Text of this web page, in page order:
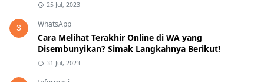
25 Jul, 2023
3 WhatsApp
Cara Melihat Terakhir Online di WA yang
Disembunyikan? Simak Langkahnya Berikut!
31 Jul, 2023